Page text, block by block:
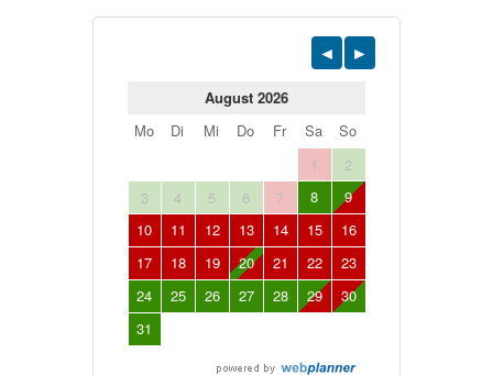
August 2026
Mo
Di Mi Do Fr Sa
So
1
2
3
4 5 6 7 8
9
10
11 12 13 14 15
16
17
18 19 20 21 22
23
24
25 26 27 28 29
30
31